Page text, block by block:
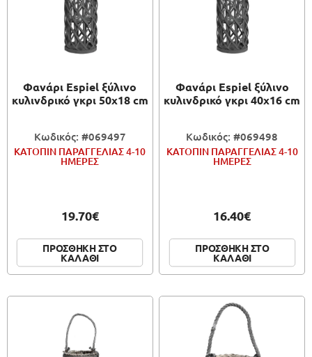
Φανάρι Espiel ξύλινο
κυλινδρικό γκρι 50x18 cm
Κωδικός: #069497
ΚΑΤΟΠΙΝ ΠΑΡΑΓΓΕΛΙΑΣ 4-10
ΗΜΕΡΕΣ
19.70€
ΠΡΟΣΘΗΚΗ ΣΤΟ
ΚΑΛΑΘΙ
Φανάρι Espiel ξύλινο
κυλινδρικό γκρι 40x16 cm
Κωδικός: #069498
ΚΑΤΟΠΙΝ ΠΑΡΑΓΓΕΛΙΑΣ 4-10
ΗΜΕΡΕΣ
16.40€
ΠΡΟΣΘΗΚΗ ΣΤΟ
ΚΑΛΑΘΙ